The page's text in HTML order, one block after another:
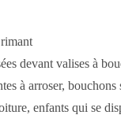
devant valises à
à arroser,
enfants qui se